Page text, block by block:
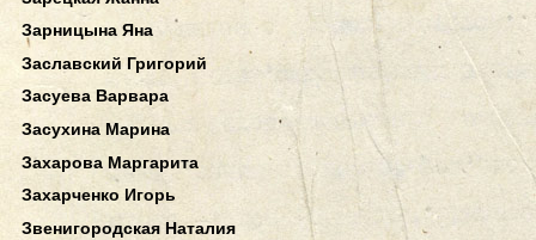
Зарницына Яна
Заславский Григорий
Засуева Варвара
Засухина Марина
Захарова Маргарита
Захарченко Игорь
Звенигородская Наталия